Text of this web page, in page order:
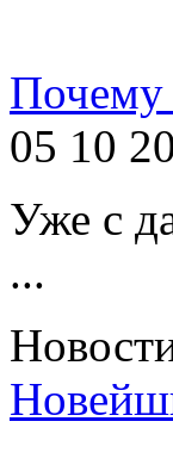
Почему
05 10
Уже с
...